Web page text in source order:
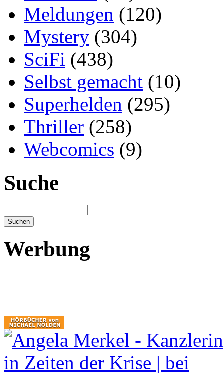
Meldungen (120)
Mystery (304)
SciFi (438)
Selbst gemacht (10)
Superhelden (295)
Thriller (258)
Webcomics (9)
Suche
Werbung